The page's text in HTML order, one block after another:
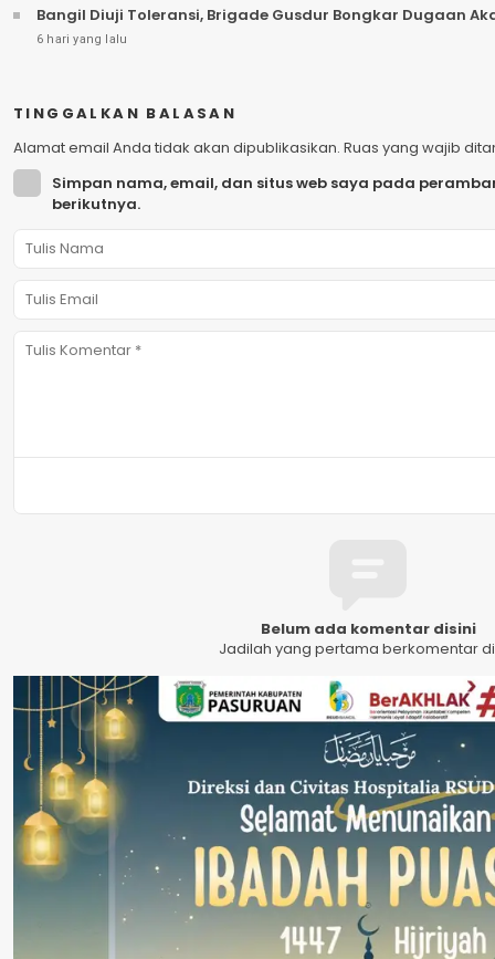
Bangil Diuji Toleransi, Brigade Gusdur Bongkar Dugaan
6 hari yang lalu
TINGGALKAN BALASAN
Alamat email Anda tidak akan dipublikasikan. Ruas yang wajib
Simpan nama, email, dan situs web saya pada
berikutnya.
Belum ada komentar disini
Jadilah yang pertama berkomentar